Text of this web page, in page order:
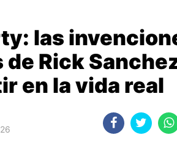
las
Rick
en la vida real